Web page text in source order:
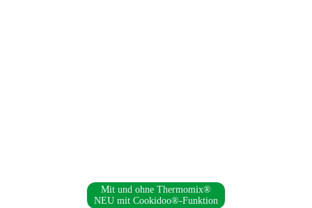
Mit und ohne Thermomix®
NEU mit Cookidoo®-Funktion